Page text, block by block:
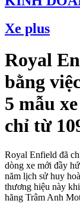
Xe plus
Royal
bằng
5 mẫu
chỉ từ
Royal Enfield đã
dòng xe mới đầy
năm lịch sử huy
thương hiệu này
hãng Trâm Anh